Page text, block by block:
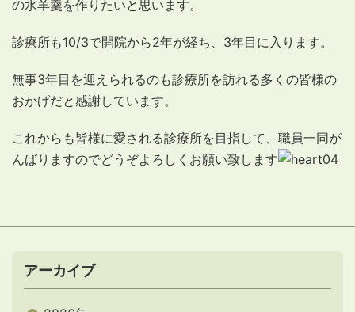
の水羊羹を作りたいと思います。
診療所も10/3で開院から2年が経ち、3年目に入ります。
無事3年目を迎えられるのも診療所を訪れる多くの皆様の
おかげだと感謝しています。
これからも皆様に愛される診療所を目指して、職員一同が
んばりますのでどうぞよろしくお願い致します
アーカイブ